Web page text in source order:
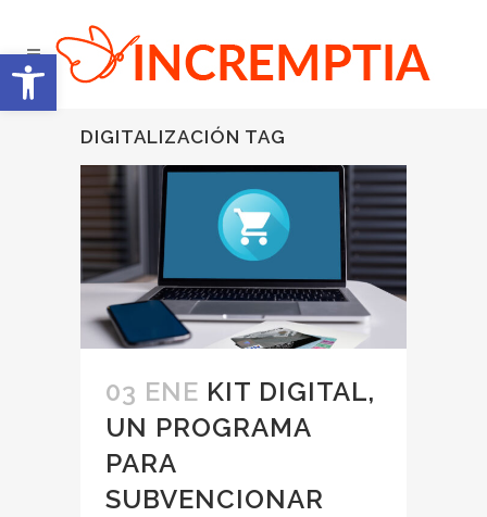
Abrir barra de herramientas
DIGITALIZACIÓN TAG
03 ENE KIT DIGITAL,
UN PROGRAMA
PARA
SUBVENCIONAR